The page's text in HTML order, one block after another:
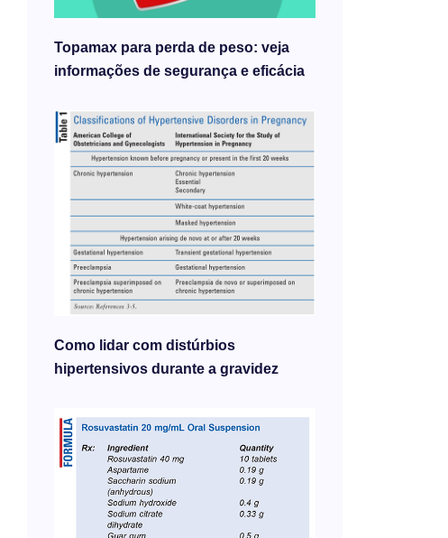
Topamax para perda de peso: veja
informações de segurança e eficácia
Como lidar com distúrbios
hipertensivos durante a gravidez